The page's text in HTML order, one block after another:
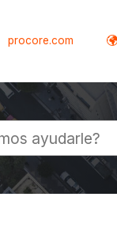
procore.com